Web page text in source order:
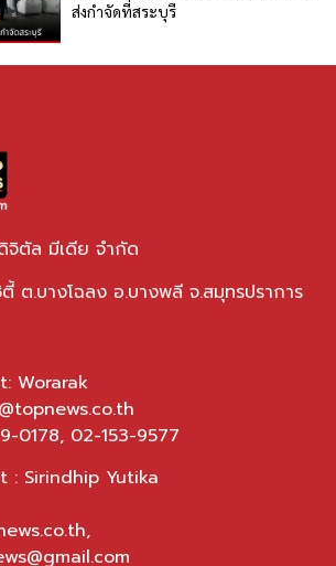
ส่งกำจัดที่สระบุรี
ตัล มีเดีย จำกัด
ต.บางโฉลง อ.บางพลี จ.สมุทรปราการ
Worarak
0178, 02-153-9577
: Sirindhip Yutika
,